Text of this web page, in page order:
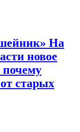
На
новое
почему
старых